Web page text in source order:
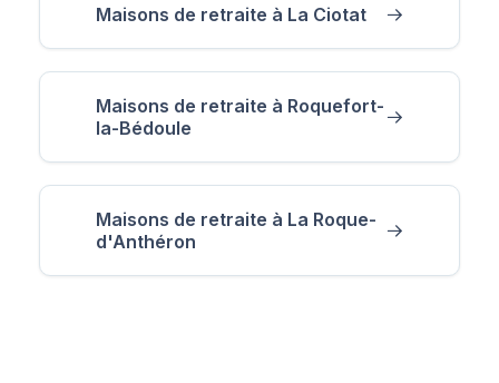
Maisons de retraite à La Ciotat
Maisons de retraite à Roquefort-
la-Bédoule
Maisons de retraite à La Roque-
d'Anthéron